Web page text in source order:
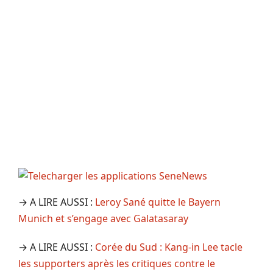
→ A LIRE AUSSI : Leroy Sané quitte le Bayern
Munich et s’engage avec Galatasaray
→ A LIRE AUSSI : Corée du Sud : Kang-in Lee tacle
les supporters après les critiques contre le